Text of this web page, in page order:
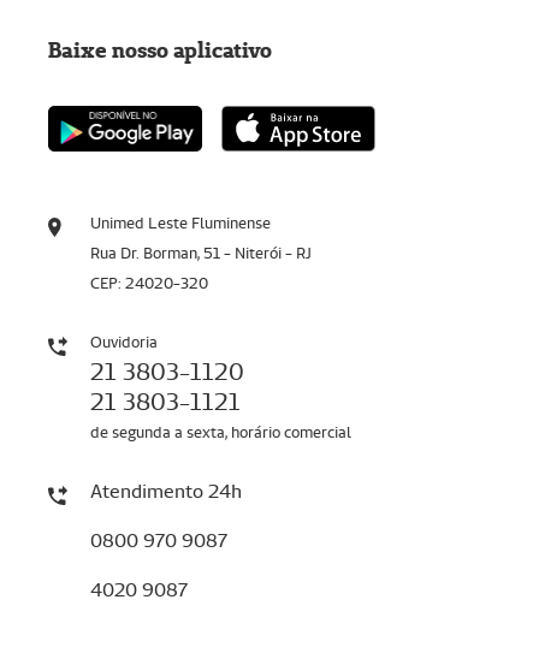
Unimed Leste Fluminense
Rua Dr. Borman, 51 - Niterói - RJ
CEP: 24020-320
Ouvidoria
21 3803-1120
21 3803-1121
de segunda a sexta, horário comercial
Atendimento 24h
0800 970 9087
4020 9087
Baixe nosso aplicativo